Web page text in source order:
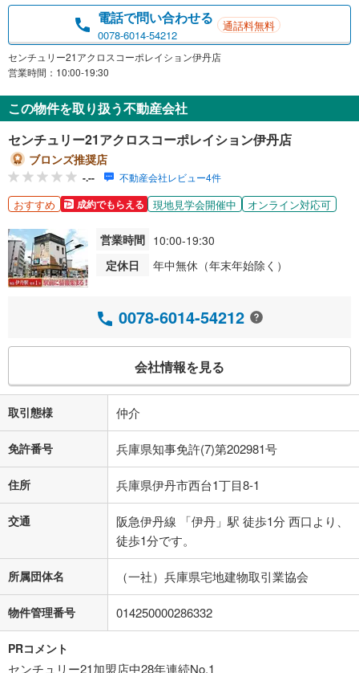
電話で問い合わせる
0078-6014-54212
通話料無料
センチュリー21アクロスコーポレイション伊丹店
営業時間：10:00-19:30
この物件を取り扱う不動産会社
センチュリー21アクロスコーポレイション伊丹店
ブロンズ推奨店
-.-- 不動産会社レビュー4件
おすすめ 成約でもらえる 現地見学会開催中 オンライン対応可
営業時間 10:00-19:30
定休日
年中無休（年末年始除く）
0078-6014-54212
会社情報を見る
取引態様 仲介
免許番号 兵庫県知事免許(7)第202981号
住所 兵庫県伊丹市西台1丁目8-1
交通
阪急伊丹線 「伊丹」駅 徒歩1分 西口より、
徒歩1分です。
所属団体名 （一社）兵庫県宅地建物取引業協会
物件管理番号 014250000286332
PRコメント
センチュリー21加盟店中28年連続No.1